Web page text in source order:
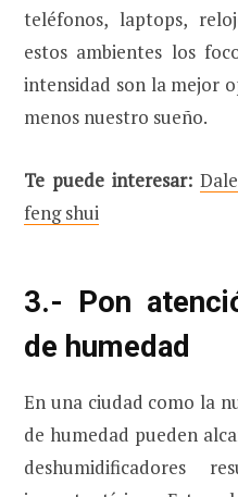
teléfonos, laptops,
estos ambientes los
intensidad son la mejor
menos nuestro sueño.
Te puede interesar:
feng shui
3.- Pon
de humedad
En una ciudad como la
de humedad pueden
deshumidificadores